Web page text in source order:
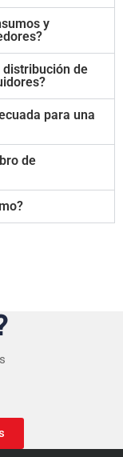
y
de
para una
de